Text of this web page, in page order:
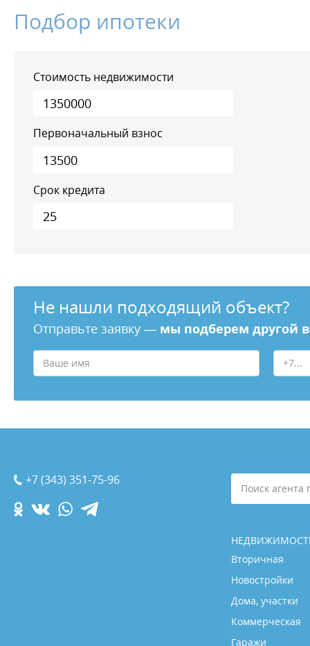
Подбор ипотеки
Стоимость недвижимости
Первоначальный взнос
Срок кредита
Не нашли подходящий объект?
Отправьте заявку — мы подберем другой
+7 (343) 351-75-96
Поиск
Вторичная
Новостройки
Дома, участки
Коммерческая
Гаражи